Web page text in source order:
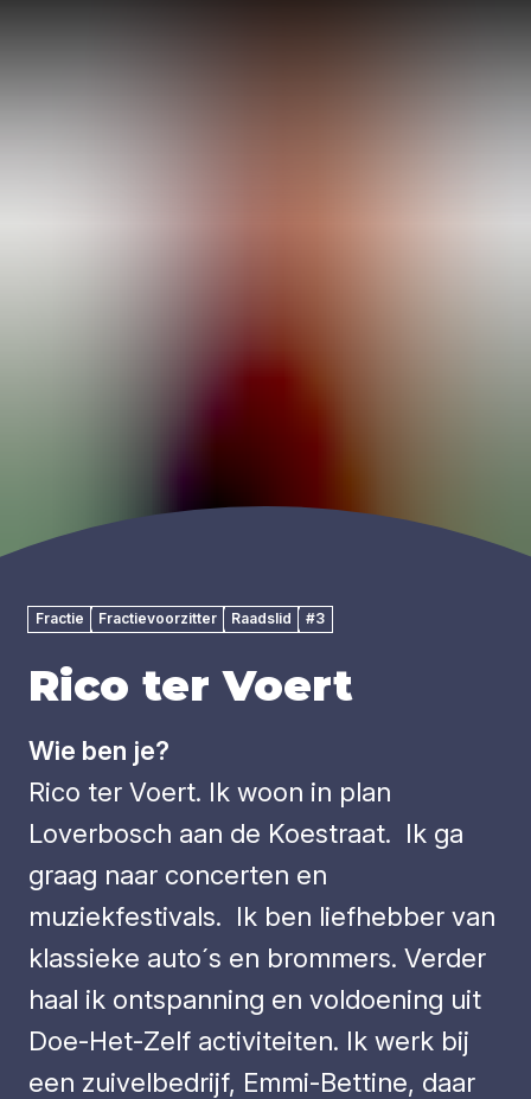
Fractie Fractievoorzitter Raadslid #3
Rico ter Voert
Wie ben je?
Rico ter Voert. Ik woon in plan
Loverbosch aan de Koestraat. Ik ga
graag naar concerten en
muziekfestivals. Ik ben liefhebber van
klassieke auto´s en brommers. Verder
haal ik ontspanning en voldoening uit
Doe-Het-Zelf activiteiten. Ik werk bij
een zuivelbedrijf, Emmi-Bettine, daar